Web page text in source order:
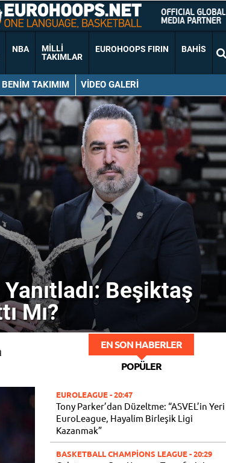
NBA
MILLI
TAKIMLAR
EUROHOOPS FIRIN BAHIS
BENIM TAKIMIM VIDEO GALERI
Beşiktaş
Mı?
EN SON HABERLER
POPÜLER
EUROLEAGUE- 20:47
Tony Parker’dan Düzeltme: “ASVEL’in Yeri
EuroLeague, Hayalim Birleşik Ligi
Kazanmak”
BASKETBALL CHAMPIONS LEAGUE- 20:29